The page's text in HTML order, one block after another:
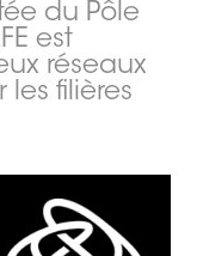
du Pôle
est
réseaux
les filières